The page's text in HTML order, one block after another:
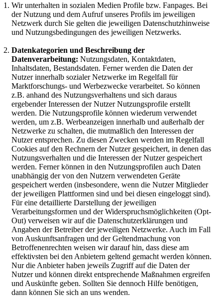
Wir unterhalten in sozialen Medien Profile bzw. Fanpages. Bei
der Nutzung und dem Aufruf unseres Profils im jeweiligen
Netzwerk durch Sie gelten die jeweiligen Datenschutzhinweise
und Nutzungsbedingungen des jeweiligen Netzwerks.
Datenkategorien und Beschreibung der
Datenverarbeitung: Nutzungsdaten, Kontaktdaten,
Inhaltsdaten, Bestandsdaten. Ferner werden die Daten der
Nutzer innerhalb sozialer Netzwerke im Regelfall für
Marktforschungs- und Werbezwecke verarbeitet. So können
z.B. anhand des Nutzungsverhaltens und sich daraus
ergebender Interessen der Nutzer Nutzungsprofile erstellt
werden. Die Nutzungsprofile können wiederum verwendet
werden, um z.B. Werbeanzeigen innerhalb und außerhalb der
Netzwerke zu schalten, die mutmaßlich den Interessen der
Nutzer entsprechen. Zu diesen Zwecken werden im Regelfall
Cookies auf den Rechnern der Nutzer gespeichert, in denen das
Nutzungsverhalten und die Interessen der Nutzer gespeichert
werden. Ferner können in den Nutzungsprofilen auch Daten
unabhängig der von den Nutzern verwendeten Geräte
gespeichert werden (insbesondere, wenn die Nutzer Mitglieder
der jeweiligen Plattformen sind und bei diesen eingeloggt sind).
Für eine detaillierte Darstellung der jeweiligen
Verarbeitungsformen und der Widerspruchsmöglichkeiten (Opt-
Out) verweisen wir auf die Datenschutzerklärungen und
Angaben der Betreiber der jeweiligen Netzwerke. Auch im Fall
von Auskunftsanfragen und der Geltendmachung von
Betroffenenrechten weisen wir darauf hin, dass diese am
effektivsten bei den Anbietern geltend gemacht werden können.
Nur die Anbieter haben jeweils Zugriff auf die Daten der
Nutzer und können direkt entsprechende Maßnahmen ergreifen
und Auskünfte geben. Sollten Sie dennoch Hilfe benötigen,
dann können Sie sich an uns wenden.